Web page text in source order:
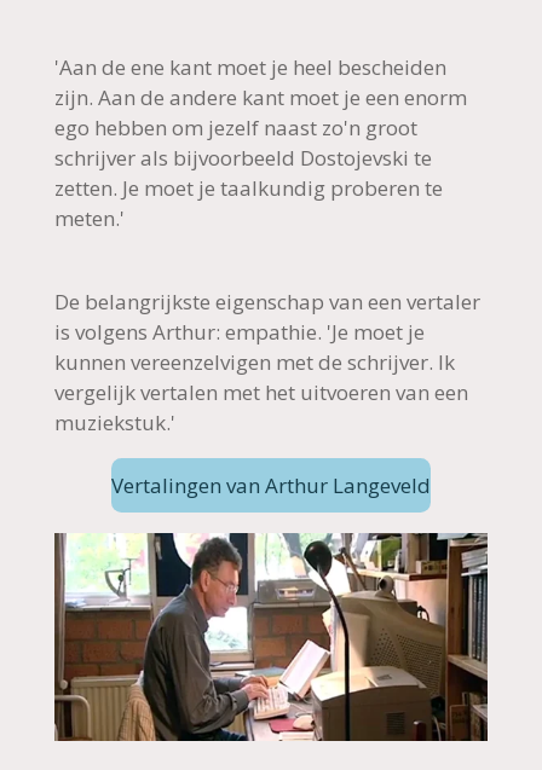
'Aan de ene kant moet je heel bescheiden
zijn. Aan de andere kant moet je een enorm
ego hebben om jezelf naast zo'n groot
schrijver als bijvoorbeeld Dostojevski te
zetten. Je moet je taalkundig proberen te
meten.'
De belangrijkste eigenschap van een vertaler
is volgens Arthur: empathie. 'Je moet je
kunnen vereenzelvigen met de schrijver. Ik
vergelijk vertalen met het uitvoeren van een
muziekstuk.'
Vertalingen van Arthur Langeveld